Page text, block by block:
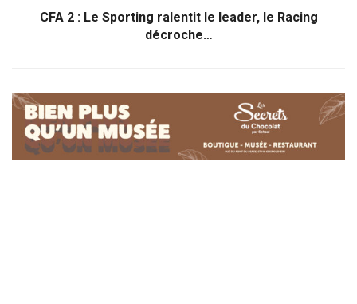
CFA 2 : Le Sporting ralentit le leader, le Racing
décroche…